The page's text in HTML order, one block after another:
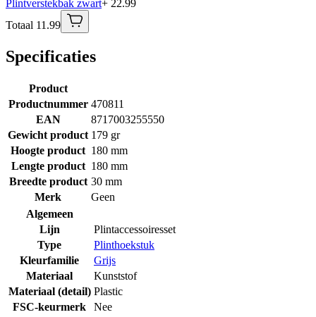
Plintverstekbak zwart+ 22.99
Totaal 11.99
Specificaties
Product
Productnummer 470811
EAN
8717003255550
Gewicht product 179 gr
Hoogte product 180 mm
Lengte product 180 mm
Breedte product 30 mm
Merk
Geen
Algemeen
Lijn
Plintaccessoiresset
Type
Plinthoekstuk
Kleurfamilie
Grijs
Materiaal
Kunststof
Materiaal (detail) Plastic
FSC-keurmerk
Nee